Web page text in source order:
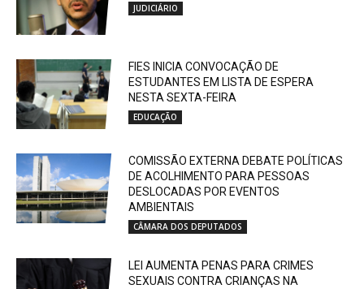
JUDICIÁRIO
FIES INICIA CONVOCAÇÃO DE
ESTUDANTES EM LISTA DE ESPERA
NESTA SEXTA-FEIRA
EDUCAÇÃO
COMISSÃO EXTERNA DEBATE POLÍTICAS
DE ACOLHIMENTO PARA PESSOAS
DESLOCADAS POR EVENTOS
AMBIENTAIS
CÂMARA DOS DEPUTADOS
LEI AUMENTA PENAS PARA CRIMES
SEXUAIS CONTRA CRIANÇAS NA